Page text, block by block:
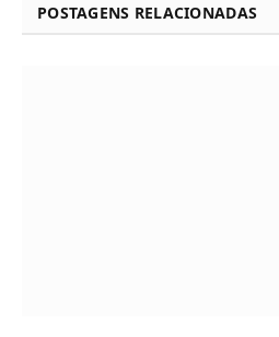
POSTAGENS RELACIONADAS